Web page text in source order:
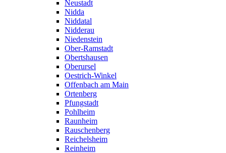
Neustadt
Nidda
Niddatal
Nidderau
Niedenstein
Ober-Ramstadt
Obertshausen
Oberursel
Oestrich-Winkel
Offenbach am Main
Ortenberg
Pfungstadt
Pohlheim
Raunheim
Rauschenberg
Reichelsheim
Reinheim